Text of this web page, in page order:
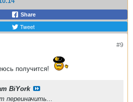
Share
Tweet
#9
получится!
BiYork
переиначить...